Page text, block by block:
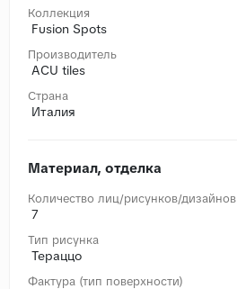
Коллекция
Fusion Spots
Производитель
ACU tiles
Страна
Италия
Материал, отделка
Количество лиц/рисунков/дизайнов
7
Тип рисунка
Тераццо
Фактура (тип поверхности)